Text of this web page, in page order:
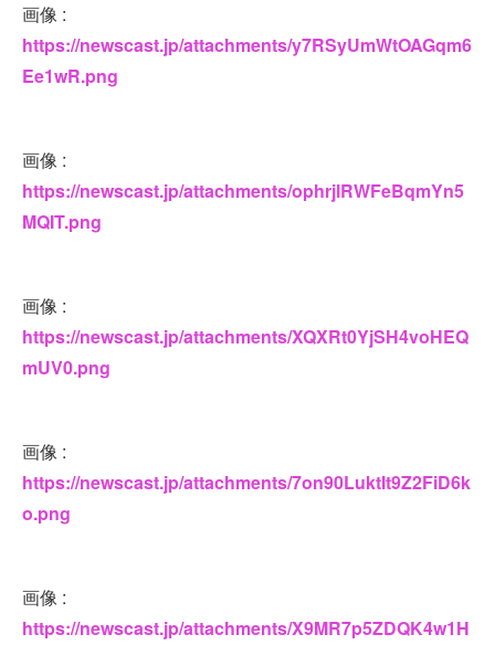
画像 :
https://newscast.jp/attachments/y7RSyUmWtOAGqm6
Ee1wR.png
画像 :
https://newscast.jp/attachments/ophrjlRWFeBqmYn5
MQIT.png
画像 :
https://newscast.jp/attachments/XQXRt0YjSH4voHEQ
mUV0.png
画像 :
https://newscast.jp/attachments/7on90LuktIt9Z2FiD6k
o.png
画像 :
https://newscast.jp/attachments/X9MR7p5ZDQK4w1H